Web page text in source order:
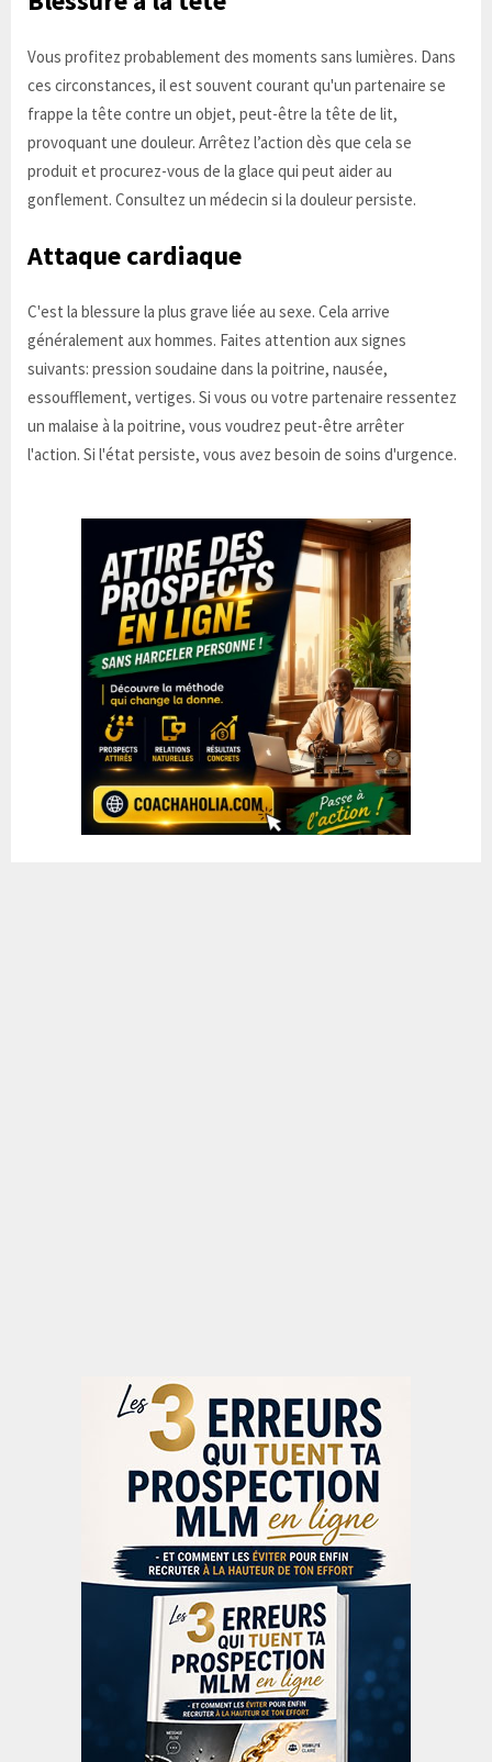
Vous profitez probablement des moments sans lumières. Dans
ces circonstances, il est souvent courant qu'un partenaire se
frappe la tête contre un objet, peut-être la tête de lit,
provoquant une douleur. Arrêtez l’action dès que cela se
produit et procurez-vous de la glace qui peut aider au
gonflement. Consultez un médecin si la douleur persiste.
Attaque cardiaque
C'est la blessure la plus grave liée au sexe. Cela arrive
généralement aux hommes. Faites attention aux signes
suivants: pression soudaine dans la poitrine, nausée,
essoufflement, vertiges. Si vous ou votre partenaire ressentez
un malaise à la poitrine, vous voudrez peut-être arrêter
l'action. Si l'état persiste, vous avez besoin de soins d'urgence.